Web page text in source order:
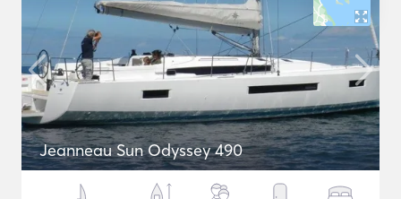
Jeanneau Sun Odyssey 490